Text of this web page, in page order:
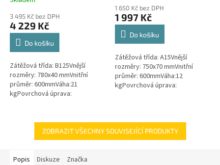
3 495 Kč bez DPH
4 229 Kč
Do košíku
Zátěžová třída: B125Vnější
rozměry: 780x40 mmVnitřní
průměr: 600mmVáha:21
kgPovrchová úprava:
produktu
je
4,6
hvězdiček.
1 650 Kč bez DPH
1 997 Kč
Do košíku
Zátěžová třída: A15Vnější
rozměry: 750x70 mmVnitřní
průměr: 600mmVáha:12
kgPovrchová úprava:
ZOBRAZIT VŠECHNY SOUVISEJÍCÍ PRODUKTY
Popis Diskuze Značka